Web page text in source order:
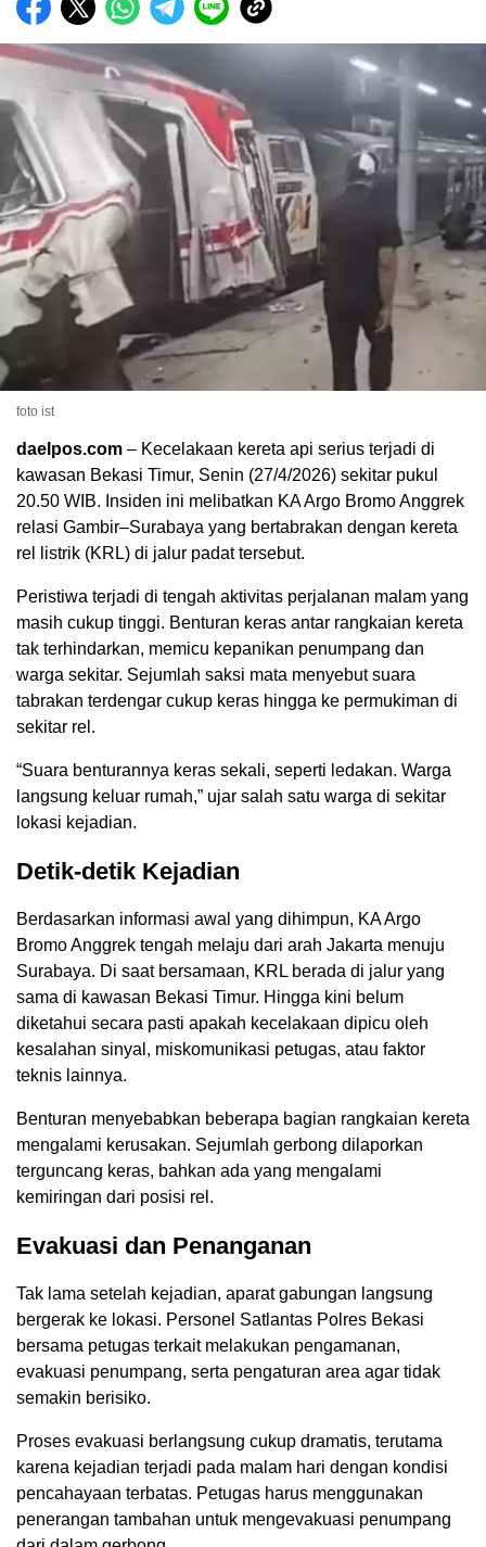
foto ist
daelpos.com – Kecelakaan kereta api serius terjadi di
kawasan Bekasi Timur, Senin (27/4/2026) sekitar pukul
20.50 WIB. Insiden ini melibatkan KA Argo Bromo Anggrek
relasi Gambir–Surabaya yang bertabrakan dengan kereta
rel listrik (KRL) di jalur padat tersebut.
Peristiwa terjadi di tengah aktivitas perjalanan malam yang
masih cukup tinggi. Benturan keras antar rangkaian kereta
tak terhindarkan, memicu kepanikan penumpang dan
warga sekitar. Sejumlah saksi mata menyebut suara
tabrakan terdengar cukup keras hingga ke permukiman di
sekitar rel.
“Suara benturannya keras sekali, seperti ledakan. Warga
langsung keluar rumah,” ujar salah satu warga di sekitar
lokasi kejadian.
Detik-detik Kejadian
Berdasarkan informasi awal yang dihimpun, KA Argo
Bromo Anggrek tengah melaju dari arah Jakarta menuju
Surabaya. Di saat bersamaan, KRL berada di jalur yang
sama di kawasan Bekasi Timur. Hingga kini belum
diketahui secara pasti apakah kecelakaan dipicu oleh
kesalahan sinyal, miskomunikasi petugas, atau faktor
teknis lainnya.
Benturan menyebabkan beberapa bagian rangkaian kereta
mengalami kerusakan. Sejumlah gerbong dilaporkan
terguncang keras, bahkan ada yang mengalami
kemiringan dari posisi rel.
Evakuasi dan Penanganan
Tak lama setelah kejadian, aparat gabungan langsung
bergerak ke lokasi. Personel Satlantas Polres Bekasi
bersama petugas terkait melakukan pengamanan,
evakuasi penumpang, serta pengaturan area agar tidak
semakin berisiko.
Proses evakuasi berlangsung cukup dramatis, terutama
karena kejadian terjadi pada malam hari dengan kondisi
pencahayaan terbatas. Petugas harus menggunakan
penerangan tambahan untuk mengevakuasi penumpang